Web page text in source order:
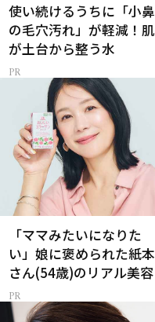
使い続けるうちに「小鼻
の毛穴汚れ」が軽減！肌
が土台から整う水
「ママみたいになりた
い」娘に褒められた紙本
さん(54歳)のリアル美容